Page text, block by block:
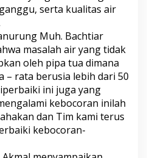
serta kualitas air
Muh. Bachtiar
masalah air yang tidak
oleh pipa tua dimana
– rata berusia lebih dari 50
ini juga yang
kebocoran inilah
dan Tim kami terus
kebocoran-